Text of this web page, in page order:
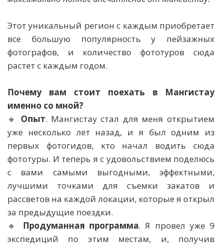
Этот уникальный регион с каждым приобретает
все большую популярность у пейзажных
фотографов, и количество фототуров сюда
растет с каждым годом.
Почему вам стоит поехать в Мангистау
🔹 Опыт. Мангистау стал для меня открытием
уже несколько лет назад, и я был одним из
первых фотогидов, кто начал водить сюда
фототуры. И теперь я с удовольствием поделюсь
с вами самыми выгодными, эффектными,
лучшими точками для съемки закатов и
рассветов на каждой локации, которые я открыл
за предыдущие поездки.
🔹 Продуманная программа. Я провел уже 9
экспедиций по этим местам, и, получив